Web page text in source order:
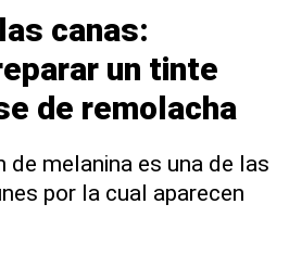
canas:
un tinte
de remolacha
de melanina es una de las
por la cual aparecen